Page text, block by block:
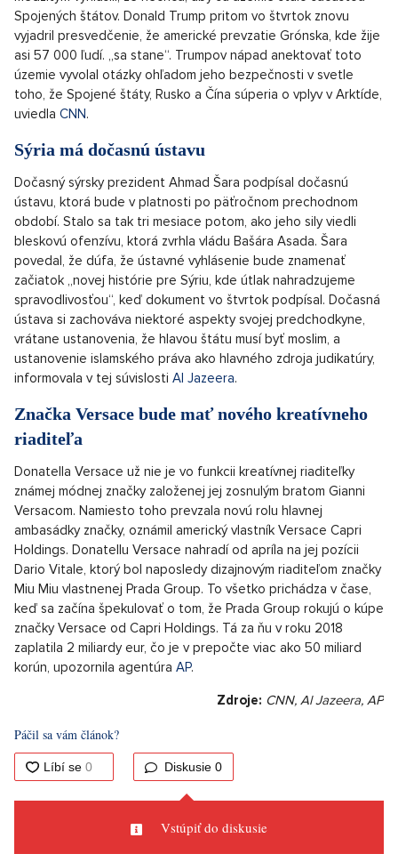
znížili sa v priemere z 4,78 percenta na 4,72 percenta. Vyplýva
to zo štatistík Českej bankovej asociácie Hypomonitor. Dáta
dodávajú všetky banky a sporiteľne poskytujúce hypotéky na
českom trhu.
Predseda vlády Grónska bije na poplach potom,
s vůdcami ďalších strán odmietne plán na anexií svojho územia.
Všetky dominantné strany v grónskom parlamente už
medzitým vyhlásili, že nechcú, aby sa územie stalo súčasťou
Spojených štátov. Donald Trump pritom vo štvrtok znovu
vyjadril presvedčenie, že americké prevzatie Grónska, kde žije
asi 57 000 ľudí. „sa stane“. Trumpov nápad anektovať toto
územie vyvolal otázky ohľadom jeho bezpečnosti v svetle
toho, že Spojené štáty, Rusko a Čína súperia o vplyv v Arktíde,
uviedla CNN.
Sýria má dočasnú ústavu
Dočasný sýrsky prezident Ahmad Šara podpísal dočasnú
ústavu, ktorá bude v platnosti po päťročnom prechodnom
bleskovú ofenzívu, ktorá zvrhla vládu Bašára Asada. Šara
povedal, že dúfa, že ústavné vyhlásenie bude znamenať
začiatok „novej histórie pre Sýriu, kde útlak nahradzujeme
spravodlivosťou“, keď dokument vo štvrtok podpísal. Dočasná
ústava si zachováva niektoré aspekty svojej predchodkyne,
vrátane ustanovenia, že hlavou štátu musí byť moslim, a
ustanovenie islamského práva ako hlavného zdroja judikatúry,
informovala v tej súvislostiAl Jazeera.
Značka Versace bude mať nového kreatívneho
riaditeľa
Donatella Versace už nie je vo funkcii kreatívnej riaditeľky
Versacom. Namiesto toho prevzala novú rolu hlavnej
ambasádky značky, oznámil americký vlastník Versace Capri
Holdings. Donatellu Versace nahradí od apríla na jej pozícii
Dario Vitale, ktorý bol naposledy dizajnovým riaditeľom značky
Miu Miu vlastnenej Prada Group. To všetko prichádza v čase,
keď sa začína špekulovať o tom, že Prada Group rokujú o kúpe